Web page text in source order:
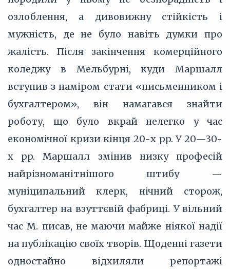
озлоблення, а дивовижну стійкість і
мужність, де не було навіть думки про
жалість. Після закінчення комерційного
коледжу в Мельбурні, куди Маршалл
вступив з наміром стати «письменником і
бухгалтером», він намагався знайти
роботу, що було вкрай нелегко у час
економічної кризи кінця 20-х pp. У 20—30-
х pp. Маршалл змінив низку професій
найрізноманітнішого штибу —
муніципальний клерк, нічний сторож,
бухгалтер на взуттєвій фабриці. У вільний
час М. писав, не маючи майже ніякої надії
на публікацію своїх творів. Щоденні газети
одностайно відхиляли репортажі